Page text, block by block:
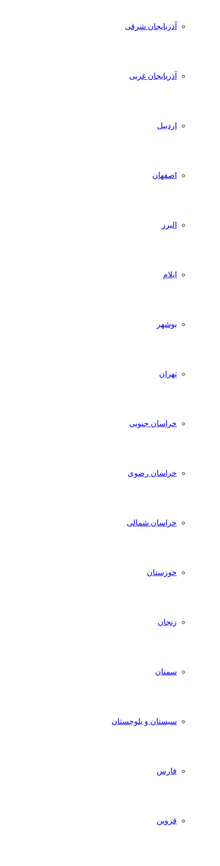
آذربایجان شرقی
آذربایجان غربی
اردبیل
اصفهان
البرز
ایلام
بوشهر
تهران
خراسان جنوبی
خراسان رضوی
خراسان شمالی
خوزستان
زنجان
سمنان
سیستان و بلوچستان
فارس
قزوین